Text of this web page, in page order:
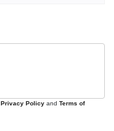
Privacy Policy and Terms of